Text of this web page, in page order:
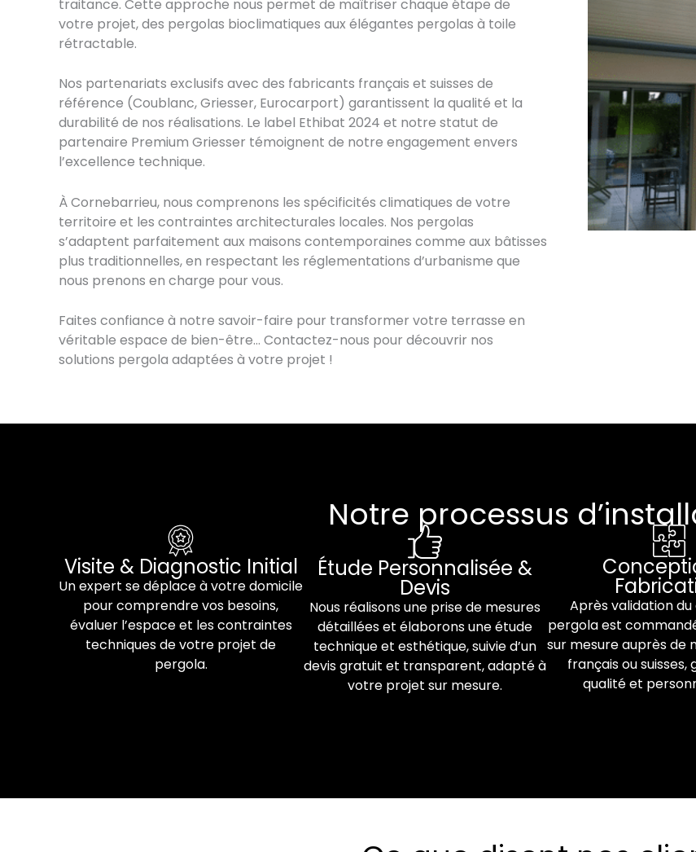
traitance. Cette approche nous permet de maîtriser chaque étape de
votre projet, des pergolas bioclimatiques aux élégantes pergolas à toile
rétractable.
Nos partenariats exclusifs avec des fabricants français et suisses de
référence (Coublanc, Griesser, Eurocarport) garantissent la qualité et la
durabilité de nos réalisations. Le label Ethibat 2024 et notre statut de
partenaire Premium Griesser témoignent de notre engagement envers
l’excellence technique.
À Cornebarrieu, nous comprenons les spécificités climatiques de votre
territoire et les contraintes architecturales locales. Nos pergolas
s’adaptent parfaitement aux maisons contemporaines comme aux bâtisses
plus traditionnelles, en respectant les réglementations d’urbanisme que
nous prenons en charge pour vous.
Faites confiance à notre savoir-faire pour transformer votre terrasse en
véritable espace de bien-être… Contactez-nous pour découvrir nos
solutions pergola adaptées à votre projet !
Notre processus
Visite & Diagnostic Initial
Un expert se déplace à votre domicile
pour comprendre vos besoins,
évaluer l’espace et les contraintes
techniques de votre projet de
pergola.
Étude Personnalisée &
Devis
Nous réalisons une prise de mesures
détaillées et élaborons une étude
technique et esthétique, suivie d’un
devis gratuit et transparent, adapté à
votre projet sur mesure.
Après validation
pergola est
sur mesure auprès de
français ou suisses,
qualité et